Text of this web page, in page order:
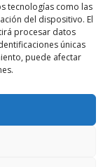
tecnologías como las
del dispositivo. El
procesar datos
únicas
puede afectar
los derechos
reservados.